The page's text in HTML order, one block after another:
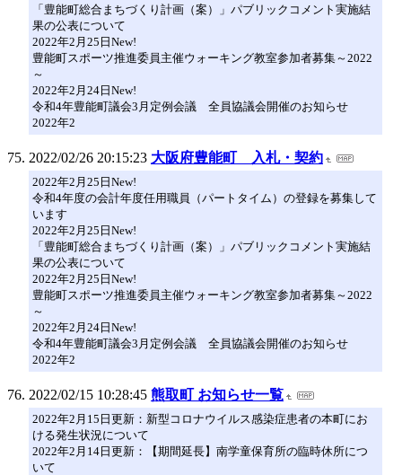
「豊能町総合まちづくり計画（案）」パブリックコメント実施結
果の公表について
2022年2月25日New!
豊能町スポーツ推進委員主催ウォーキング教室参加者募集～2022
～
2022年2月24日New!
令和4年豊能町議会3月定例会議 全員協議会開催のお知らせ
2022年2
2022/02/26 20:15:23 大阪府豊能町 入札・契約
2022年2月25日New!
令和4年度の会計年度任用職員（パートタイム）の登録を募集して
います
2022年2月25日New!
「豊能町総合まちづくり計画（案）」パブリックコメント実施結
果の公表について
2022年2月25日New!
豊能町スポーツ推進委員主催ウォーキング教室参加者募集～2022
～
2022年2月24日New!
令和4年豊能町議会3月定例会議 全員協議会開催のお知らせ
2022年2
2022/02/15 10:28:45 熊取町 お知らせ一覧
2022年2月15日更新：新型コロナウイルス感染症患者の本町にお
ける発生状況について
2022年2月14日更新：【期間延長】南学童保育所の臨時休所につ
いて